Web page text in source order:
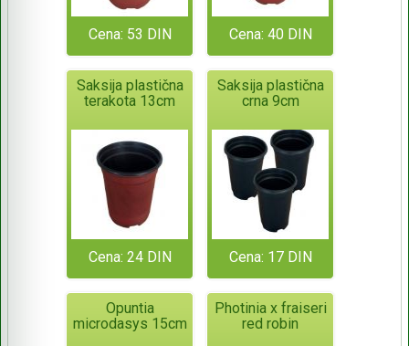
Cena: 53 DIN Cena: 40 DIN
Saksija plastična
terakota 13cm
Cena: 24 DIN
Saksija plastična
crna 9cm
Cena: 17 DIN
Opuntia
microdasys 15cm
Photinia x fraiseri
red robin